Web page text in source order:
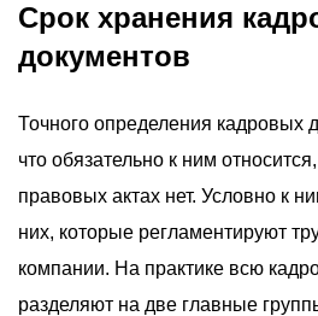
Срок хранения
документов
Точного определения кадровых
что обязательно к ним
правовых актах нет. Условно к
них, которые регламентируют
компании. На практике всю
разделяют на две главные